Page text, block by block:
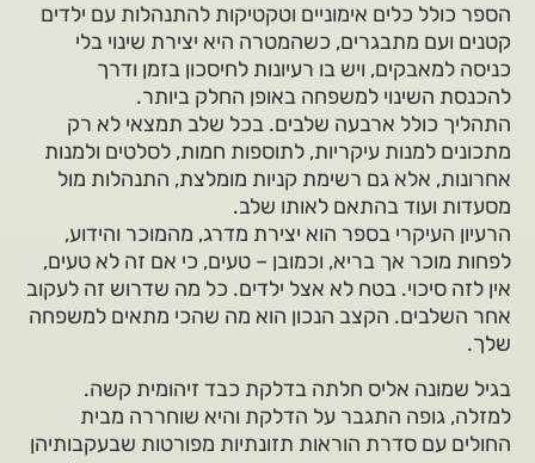
הספר כולל כלים אימוניים וטקטיקות להתנהלות עם ילדים
קטנים ועם מתבגרים, כשהמטרה היא יצירת שינוי בלי
כניסה למאבקים, ויש בו רעיונות לחיסכון בזמן ודרך
להכנסת השינוי למשפחה באופן החלק ביותר.
התהליך כולל ארבעה שלבים. בכל שלב תמצאי לא רק
מתכונים למנות עיקריות, לתוספות חמות, לסלטים ולמנות
אחרונות, אלא גם רשימת קניות מומלצת, התנהלות מול
מסעדות ועוד בהתאם לאותו שלב.
הרעיון העיקרי בספר הוא יצירת מדרג, מהמוכר והידוע,
לפחות מוכר אך בריא, וכמובן – טעים, כי אם זה לא טעים,
אין לזה סיכוי. בטח לא אצל ילדים. כל מה שדרוש זה לעקוב
אחר השלבים. הקצב הנכון הוא מה שהכי מתאים למשפחה
שלך.
בגיל שמונה אליס חלתה בדלקת כבד זיהומית קשה.
למזלה, גופה התגבר על הדלקת והיא שוחררה מבית
החולים עם סדרת הוראות תזונתיות מפורטות שבעקבותיהן